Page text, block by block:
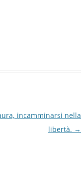
incamminarsi nella
libertà. →